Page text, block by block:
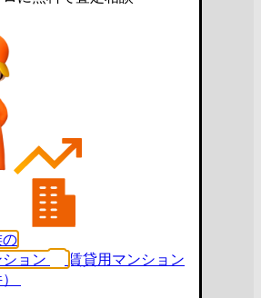
の
ョン
賃貸用マンション